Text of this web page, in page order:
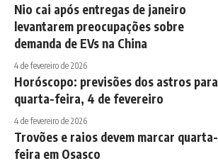
Nio cai após entregas de janeiro
levantarem preocupações sobre
demanda de EVs na China
4 de fevereiro de 2026
Horóscopo: previsões dos astros para
quarta-feira, 4 de fevereiro
4 de fevereiro de 2026
Trovões e raios devem marcar quarta-
feira em Osasco